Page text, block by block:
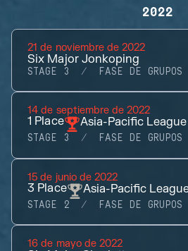
2022
21 de noviembre de 2022
Six Major Jonkoping
STAGE 3 FASE DE GRUPOS
14 de septiembre de 2022
1 Place Asia-Pacific
STAGE 3 FASE DE GRUPOS
15 de junio de 2022
3 Place Asia-Pacific
STAGE 2 FASE DE GRUPOS
16 de mayo de 2022